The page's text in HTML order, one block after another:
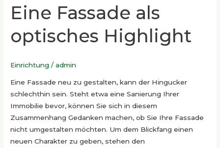
Eine Fassade als
optisches Highlight
Einrichtung /admin
Eine Fassade neu zu gestalten, kann der Hingucker
schlechthin sein. Steht etwa eine Sanierung Ihrer
Immobilie bevor, können Sie sich in diesem
Zusammenhang Gedanken machen, ob Sie Ihre Fassade
nicht umgestalten möchten. Um dem Blickfang einen
neuen Charakter zu geben, stehen den